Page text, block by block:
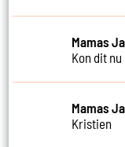
Mamas
Kon dit
Mamas
Kristien